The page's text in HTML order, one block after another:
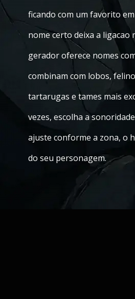
ficando com um favorito
nome certo deixa a ligacao
gerador oferece nomes
combinam com lobos,
tartarugas e tames mais
vezes, escolha a
ajuste conforme a zona, o
do seu personagem.